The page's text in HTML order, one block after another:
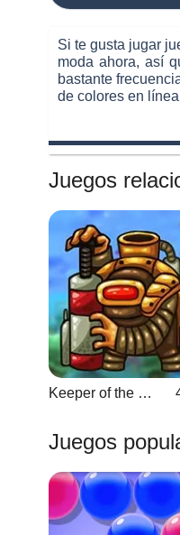
Si te gusta jugar
moda ahora, así
bastante
de colores en
Juegos
Keeper of the Grove 3
Juegos